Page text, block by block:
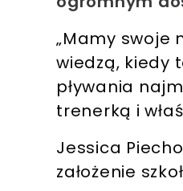
„Mamy swoje
wiedzą, kiedy
pływania
trenerką i
Jessica
założenie